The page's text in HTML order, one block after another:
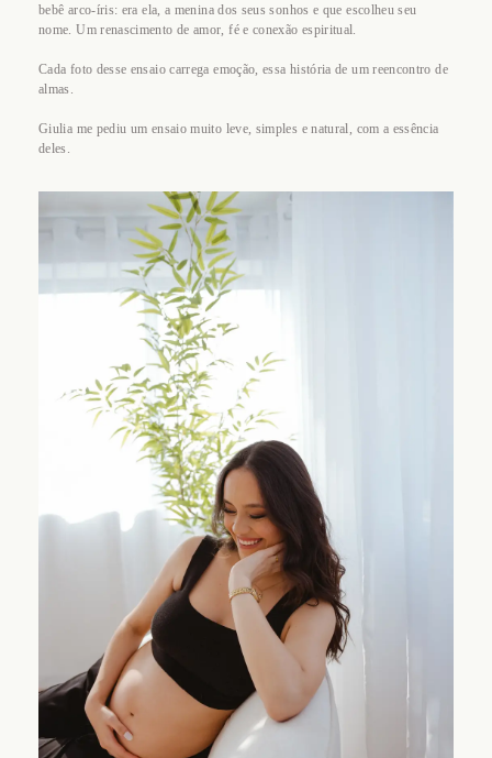
bebê arco-íris: era ela, a menina dos seus sonhos e que escolheu seu
nome. Um renascimento de amor, fé e conexão espiritual.
Cada foto desse ensaio carrega emoção, essa história de um reencontro de
almas.
Giulia me pediu um ensaio muito leve, simples e natural, com a essência
deles.